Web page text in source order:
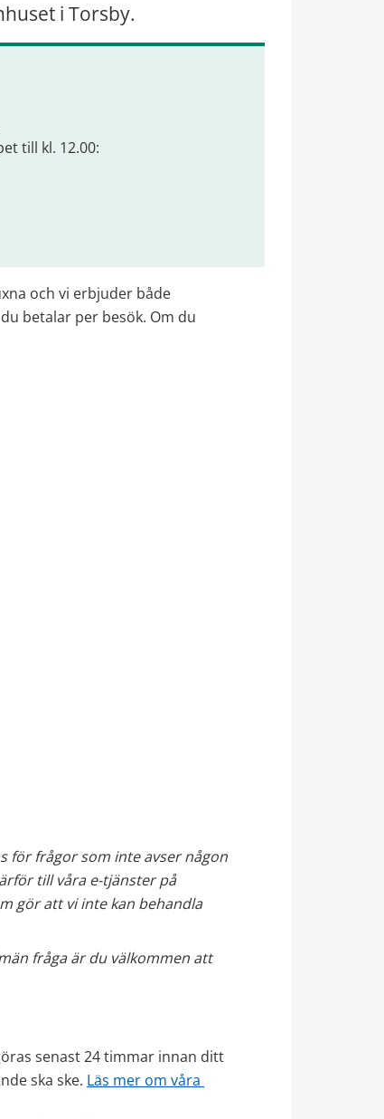
i Torsby.
till kl. 12.00:
och vi erbjuder både
betalar per besök. Om du
för frågor som inte avser någon
form av personuppgifter. Du som är patient hänvisas därför till våra e-tjänster på
gör att vi inte kan behandla
fråga är du välkommen att
senast 24 timmar innan ditt
ska ske. Läs mer om våra